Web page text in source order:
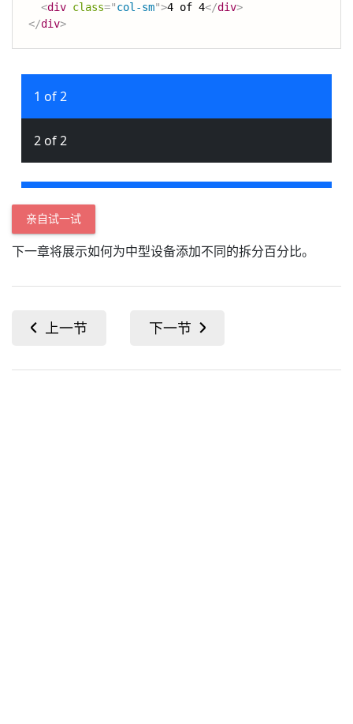
<div class="col-sm">4 of 4</div>
</div>
亲自试一试
下一章将展示如何为中型设备添加不同的拆分百分比。